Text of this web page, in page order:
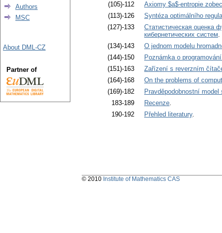
(105)-112
Axiomy $a$-entropie
(113)-126
Syntéza optimálního
(127)-133
Статистическая оценка
кибернетических систем.
(134)-143
O jednom modelu
(144)-150
Poznámka o
(151)-163
Zařízení s reverzním
(164)-168
On the problems of
(169)-182
Pravděpodobnostní
183-189
Recenze.
190-192
Přehled literatury.
Authors
MSC
About DML-CZ
Partner of
© 2010 Institute of Mathematics CAS